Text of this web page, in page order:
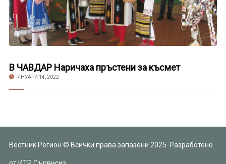
В ЧАВДАР Наричаха пръстени за късмет
ЯНУАРИ 14, 2022
Вестник Регион © Всички права запазени 2025. Разработено